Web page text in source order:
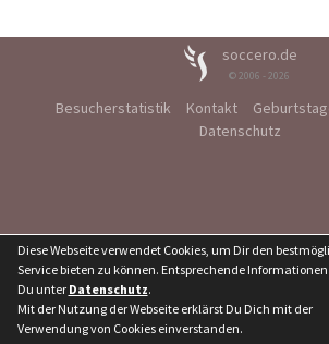
soccero.de
© 2006 - 2026
Besucherstatistik Kontakt
Datenschutz
Diese Webseite verwendet Cookies, um Dir den
Service bieten zu können. Entsprechende
Du unter Datenschutz.
Mit der Nutzung der Webseite erklärst Du Dich mit der
Verwendung von Cookies einverstanden.